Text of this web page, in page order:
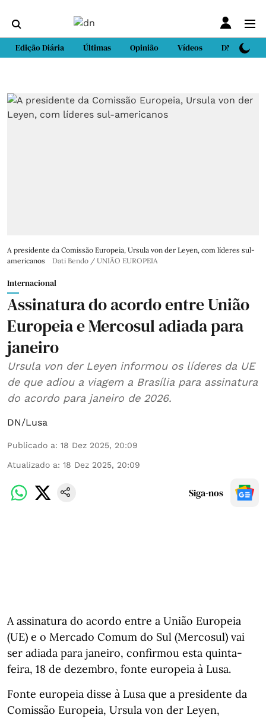
Edição Diária Últimas Opinião Vídeos DN Sport
A presidente da Comissão Europeia, Ursula von der Leyen, com líderes sul-
americanos
Dati Bendo / UNIÃO EUROPEIA
Internacional
Assinatura do acordo entre União
Europeia e Mercosul adiada para
janeiro
Ursula von der Leyen informou os líderes da UE
de que adiou a viagem a Brasília para assinatura
do acordo para janeiro de 2026.
DN/Lusa
Publicado a: 18 Dez 2025, 20:09
Atualizado a: 18 Dez 2025, 20:09
Siga-nos
A assinatura do acordo entre a União Europeia
(UE) e o Mercado Comum do Sul (Mercosul) vai
ser adiada para janeiro, confirmou esta quinta-
feira, 18 de dezembro, fonte europeia à Lusa.
Fonte europeia disse à Lusa que a presidente da
Comissão Europeia, Ursula von der Leyen,